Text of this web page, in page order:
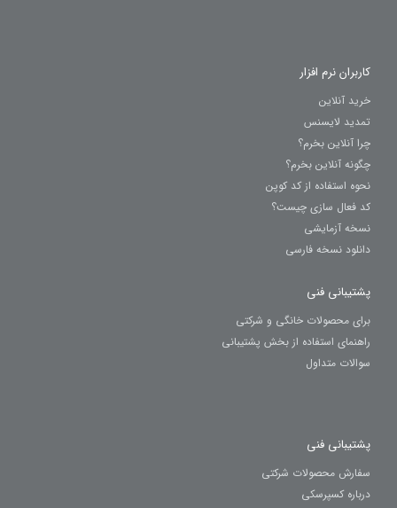
کاربران نرم افزار
خرید آنلاین
تمدید لایسنس
چرا آنلاین بخرم؟
چگونه آنلاین بخرم؟
نحوه استفاده از کد کوپن
کد فعال سازی چیست؟
نسخه آزمایشی
دانلود نسخه فارسی
پشتیبانی فنی
برای محصولات خانگی و شرکتی
راهنمای استفاده از بخش پشتیبانی
سوالات متداول
پشتیبانی فنی
سفارش محصولات شرکتی
درباره کسپرسکی